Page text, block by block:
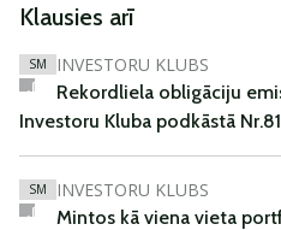
Klausies arī
SM INVESTORU KLUBS
Rekordliela obligāciju
Investoru Kluba podkāstā Nr.81
SM INVESTORU KLUBS
Mintos kā viena vieta